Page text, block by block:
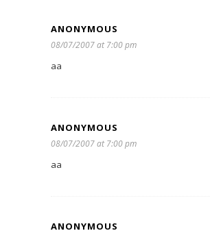
ANONYMOUS
08/07/2007 at 7:00 pm
aa
ANONYMOUS
08/07/2007 at 7:00 pm
aa
ANONYMOUS